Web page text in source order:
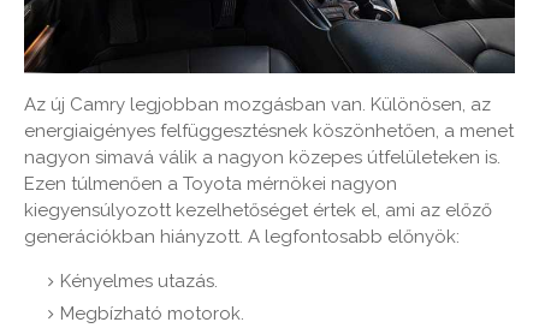
Az új Camry legjobban mozgásban van. Különösen, az
energiaigényes felfüggesztésnek köszönhetően, a menet
nagyon simavá válik a nagyon közepes útfelületeken is.
Ezen túlmenően a Toyota mérnökei nagyon
kiegyensúlyozott kezelhetőséget értek el, ami az előző
generációkban hiányzott. A legfontosabb előnyök:
Kényelmes utazás.
Megbízható motorok.